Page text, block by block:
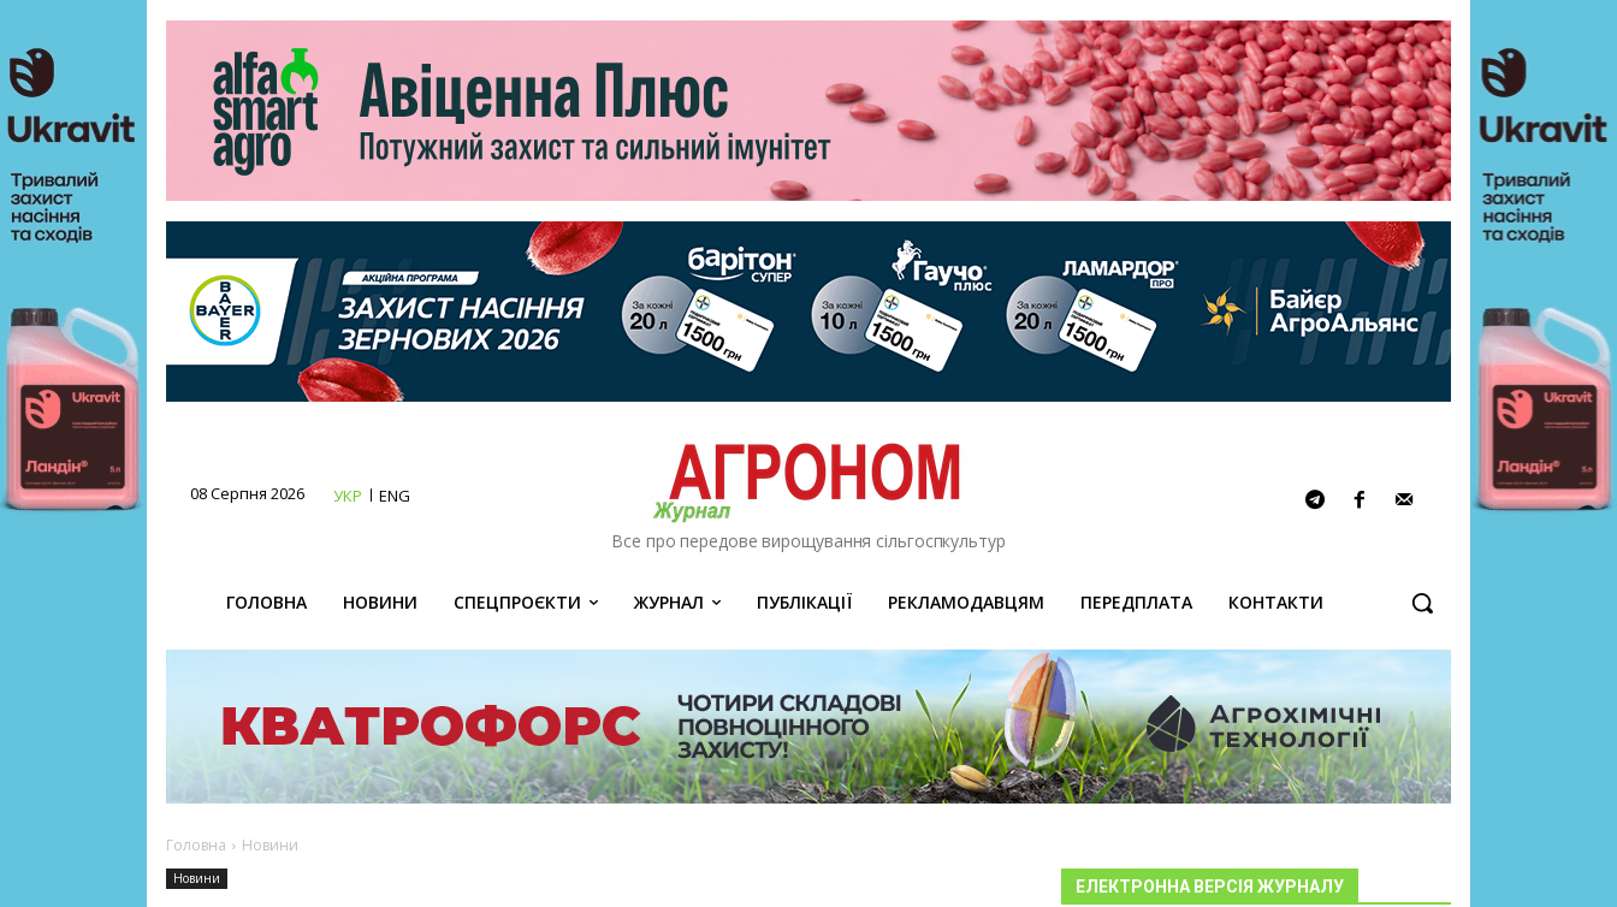
08 Серпня 2026 УКР ENG
Все про передове вирощування сільгоспкультур
ГОЛОВНА НОВИНИ СПЕЦПРОЄКТИ ЖУРНАЛ ПУБЛІКАЦІЇ РЕКЛАМОДАВЦЯМ ПЕРЕДПЛАТА КОНТАКТИ
Головна Новини
Новини ЕЛЕКТРОННА ВЕРСІЯ ЖУРНАЛУ